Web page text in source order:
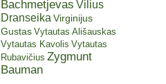
Bachmetjevas Vilius
Dranseika Virginijus
Gustas Vytautas Ališauskas
Vytautas Kavolis Vytautas
Rubavičius Zygmunt
Bauman